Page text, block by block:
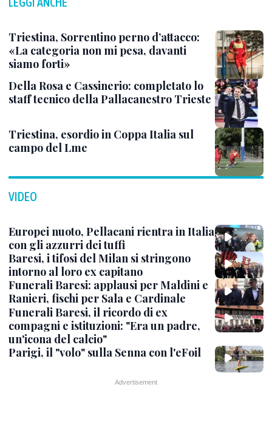
Triestina, Sorrentino perno d’attacco:
«La categoria non mi pesa, davanti
siamo forti»
Della Rosa e Cassinerio: completato lo
staff tecnico della Pallacanestro Trieste
Triestina, esordio in Coppa Italia sul
campo del Lme
VIDEO
Europei nuoto, Pellacani rientra in Italia
con gli azzurri dei tuffi
Baresi, i tifosi del Milan si stringono
intorno al loro ex capitano
Funerali Baresi: applausi per Maldini e
Ranieri, fischi per Sala e Cardinale
Funerali Baresi, il ricordo di ex
compagni e istituzioni: "Era un padre,
un'icona del calcio"
Parigi, il "volo" sulla Senna con l'eFoil